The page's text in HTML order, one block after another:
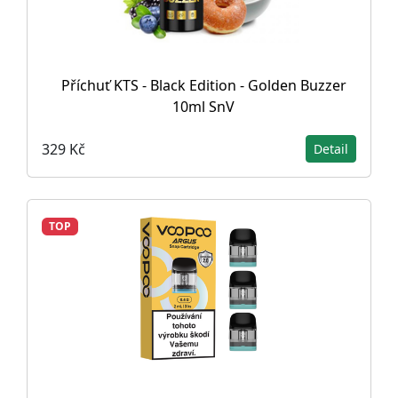
Příchuť KTS - Black Edition - Golden Buzzer
10ml SnV
329 Kč Detail
TOP